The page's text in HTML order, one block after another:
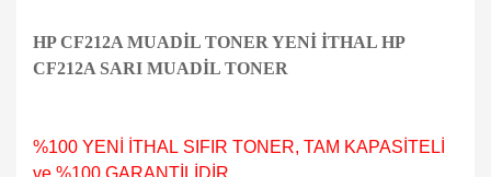
HP CF212A MUADİL TONER YENİ İTHAL HP
CF212A SARI MUADİL TONER
%100 YENİ İTHAL SIFIR TONER, TAM KAPASİTELİ
ve %100 GARANTİLİDİR